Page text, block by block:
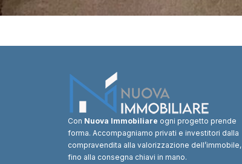
Con Nuova Immobiliare ogni progetto prende
forma. Accompagniamo privati e investitori dalla
compravendita alla valorizzazione dell’immobile,
fino alla consegna chiavi in mano.